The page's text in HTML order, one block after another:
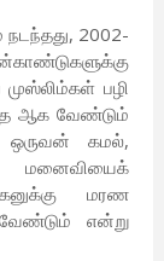
2002-
பழி
ஆக வேண்டும்
ஒருவன் கமல்,
மனைவியைக்
மரண
என்று